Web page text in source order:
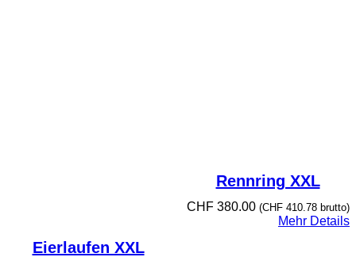
Eierlaufen XXL
Rennring XXL
CHF380.00 (CHF410.78brutto)
Mehr Details